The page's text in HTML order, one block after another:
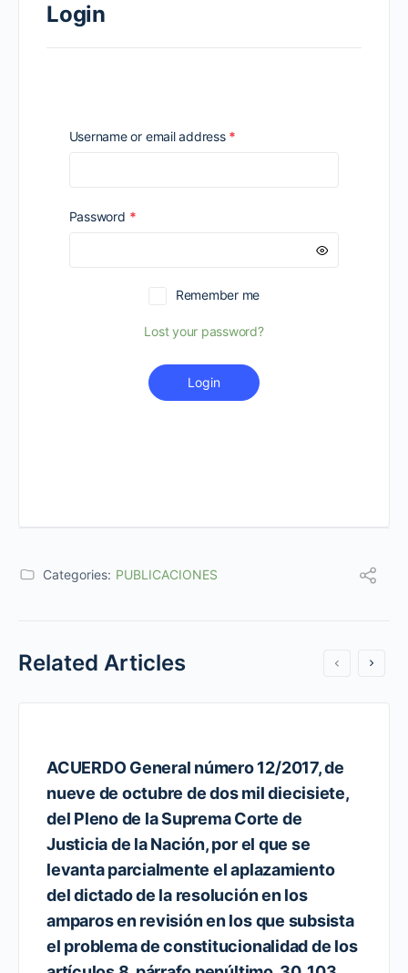
Login
Username or email address *
Password *Required
Remember me
Lost your password?
Login
Categories: PUBLICACIONES
Related Articles
ACUERDO General número 12/2017, de
nueve de octubre de dos mil diecisiete,
del Pleno de la Suprema Corte de
Justicia de la Nación, por el que se
levanta parcialmente el aplazamiento
del dictado de la resolución en los
amparos en revisión en los que subsista
el problema de constitucionalidad de los